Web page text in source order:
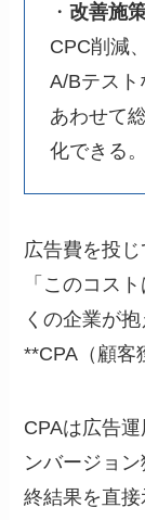
・ 改善施
CPC削減
A/Bテスト
あわせて
化できる。
広告費を投じ
「このコス
くの企業が
**CPA（顧客
CPAは広告
ンバージョ
終結果を直